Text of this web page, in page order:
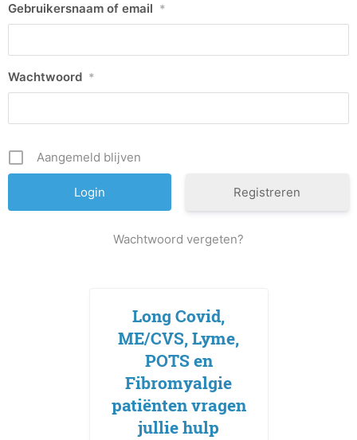
Gebruikersnaam of email *
Wachtwoord *
Aangemeld blijven
Registreren
Wachtwoord vergeten?
Long Covid,
ME/CVS, Lyme,
POTS en
Fibromyalgie
patiënten vragen
jullie hulp